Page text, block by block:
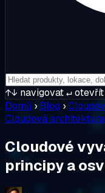
↑↓ navigovat↵otevřít
Domů › Blog ›
Cloudová architektura
Cloudové
principy a